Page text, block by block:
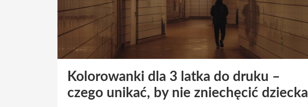
Kolorowanki dla 3 latka do druku –
czego unikać, by nie zniechęcić dziecka